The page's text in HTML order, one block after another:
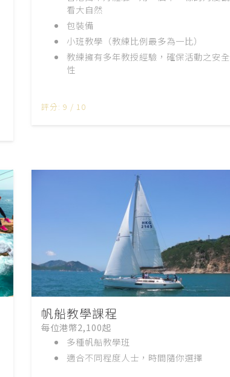
看大自然
包裝備
小班教學（教練比例最多為一比）
教練擁有多年教授經驗，確保活動之安全
性
評分: 9 / 10
帆船教學課程
每位港幣2,100起
多種帆船教學班
適合不同程度人士，時間隨你選擇